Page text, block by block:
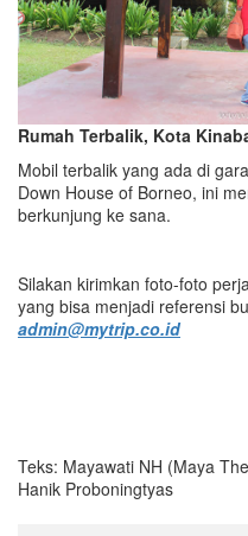
Rumah Terbalik, Kota
Mobil terbalik yang ada di
Down House of Borneo, ini
berkunjung ke sana.
Silakan kirimkan foto-foto
yang bisa menjadi referensi
admin@mytrip.co.id
Teks: Mayawati NH (Maya
Hanik Proboningtyas